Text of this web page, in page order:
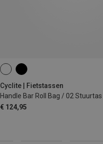
Cyclite | Fietstassen
Handle Bar Roll Bag / 02 Stuurtas
€ 124,95
12.6L